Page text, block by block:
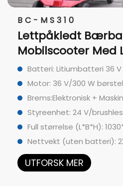
BC-MS310
Lettpåkledt
Mobilscooter Med
Batteri: Litiumbatteri 36 V
Motor: 36 V/300 W
Brems:Elektronisk +
Styreenhet: 24 V/
Full størrelse (L*B*H):
Nettvekt (uten batteri):
UTFORSK MER